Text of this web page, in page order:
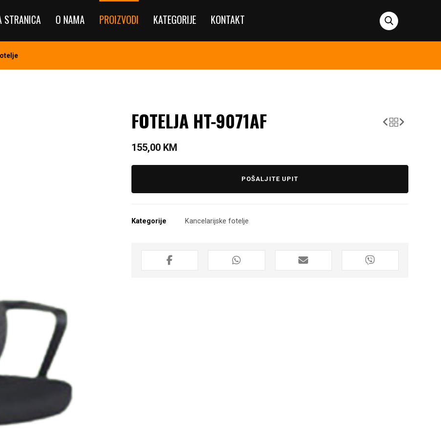
STRANICA O NAMA PROIZVODI KATEGORIJE KONTAKT
FOTELJA HT-9071AF
155,00 KM
POŠALJITE UPIT
Kategorije Kancelarijske fotelje